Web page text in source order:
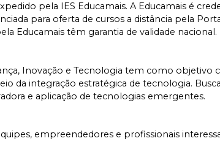
pela IES Educamais. A Educamais é
para oferta de cursos a distância pela
Educamais têm garantia de validade nacional.
Inovação e Tecnologia tem como objetivo
da integração estratégica de tecnologia.
e aplicação de tecnologias emergentes.
empreendedores e profissionais